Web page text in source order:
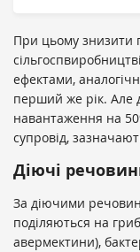
При цьому знизити
ефектами,
перший же рік. Але
навантаження на
супровід,
Діючі
За діючими
поділяються на
авермектини),